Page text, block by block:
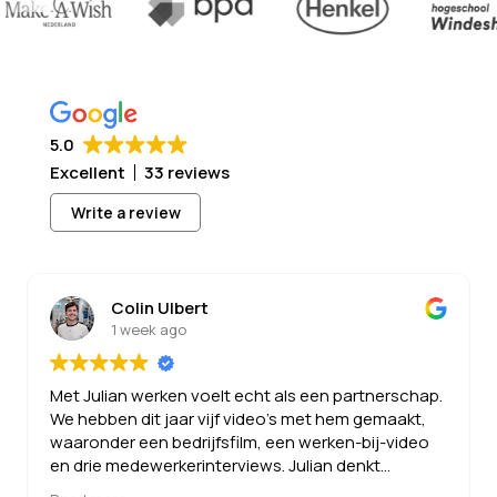
5.0
Excellent
33 reviews
Write a review
Joost Annaert
1 week ago
Julian is een topprofessional die echt met je
meedenkt, zowel op strategisch als visueel vlak. Hij
levert altijd kwaliteit, gaat vaak verder dan
afgesproken, is flexibel en communiceert helder.